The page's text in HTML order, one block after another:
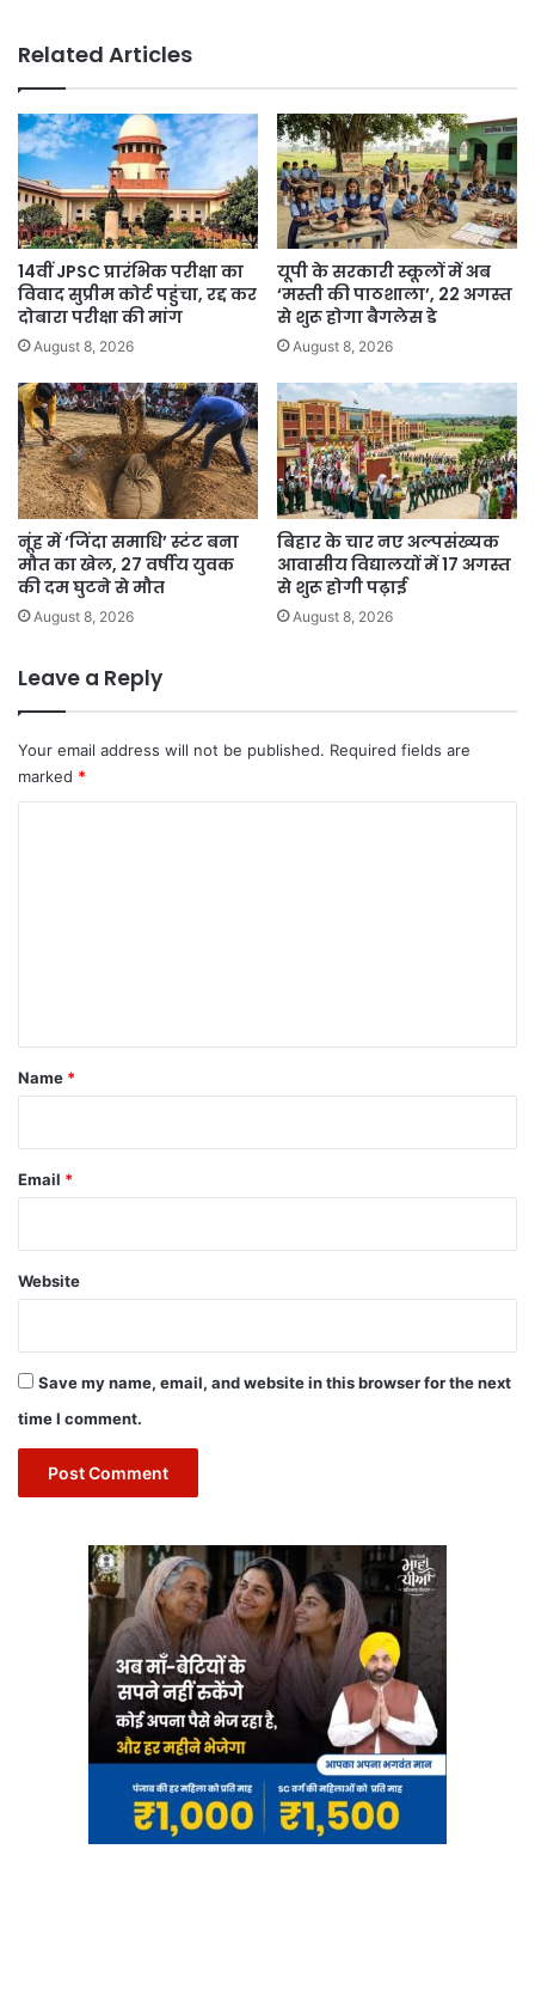
है?
जानिए
डॉक्टर
की
राय
Related Articles
14वीं JPSC प्रारंभिक परीक्षा का
विवाद सुप्रीम कोर्ट पहुंचा, रद्द कर
दोबारा परीक्षा की मांग
August 8, 2026
यूपी के सरकारी स्कूलों में अब
‘मस्ती की पाठशाला’, 22 अगस्त
से शुरू होगा बैगलेस डे
August 8, 2026
नूंह में ‘जिंदा समाधि’ स्टंट बना
मौत का खेल, 27 वर्षीय युवक
की दम घुटने से मौत
August 8, 2026
बिहार के चार नए अल्पसंख्यक
आवासीय विद्यालयों में 17 अगस्त
से शुरू होगी पढ़ाई
August 8, 2026
Leave a Reply
Your email address will not be published. Required fields are
marked *
*
Name *
Email *
Website
Save my name, email, and website in this browser for the next
time I comment.